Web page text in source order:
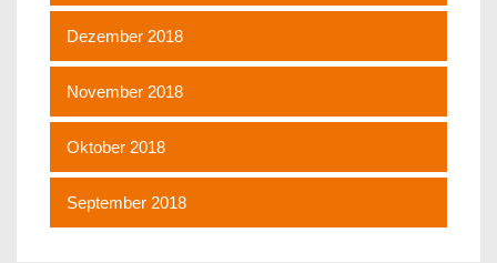
Dezember 2018
November 2018
Oktober 2018
September 2018